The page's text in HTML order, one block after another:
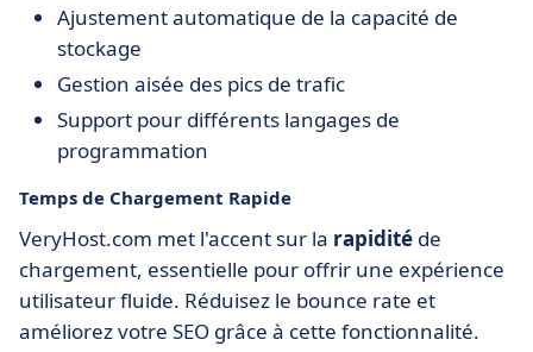
Ajustement automatique de la capacité de
stockage
Gestion aisée des pics de trafic
Support pour différents langages de
programmation
Temps de Chargement Rapide
VeryHost.com met l'accent sur la rapidité de
chargement, essentielle pour offrir une expérience
utilisateur fluide. Réduisez le bounce rate et
améliorez votre SEO grâce à cette fonctionnalité.